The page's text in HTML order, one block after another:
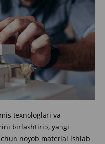
texnologlari va
birlashtirib, yangi
noyob material ishlab